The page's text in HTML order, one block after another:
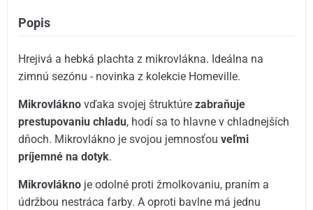
Popis
Hrejivá a hebká plachta z mikrovlákna. Ideálna na
zimnú sezónu - novinka z kolekcie Homeville.
Mikrovlákno vďaka svojej štruktúrezabraňuje
prestupovaniu chladu, hodí sa to hlavne v chladnejších
dňoch. Mikrovlákno je svojou jemnosťouveľmi
príjemné na dotyk.
Mikrovlákno je odolné proti žmolkovaniu, praním a
údržbou nestráca farby. A oproti bavlne má jednu